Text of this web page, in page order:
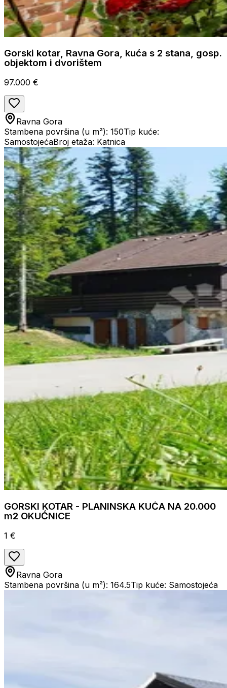
Gorski kotar, Ravna Gora, kuća s 2 stana, gosp.
objektom i dvorištem
97.000 €
Ravna Gora
Stambena površina (u m²): 150Tip kuće:
SamostojećaBroj etaža: Katnica
GORSKI KOTAR - PLANINSKA KUĆA NA 20.000
m2 OKUĆNICE
1 €
Ravna Gora
Stambena površina (u m²): 164.5Tip kuće: Samostojeća